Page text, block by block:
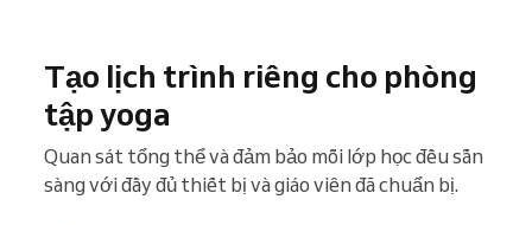
Tạo lịch trình riêng cho phòng
tập yoga
Quan sát tổng thể và đảm bảo mỗi lớp học đều sẵn
sàng với đầy đủ thiết bị và giáo viên đã chuẩn bị.